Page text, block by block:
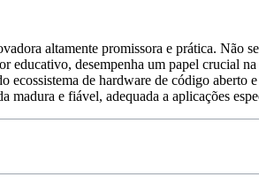
altamente promissora e prática. Não
desempenha um papel crucial
de hardware de código aberto
madura e fiável, adequada a aplicações